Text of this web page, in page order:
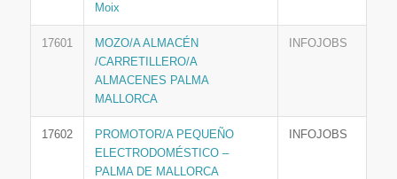
Moix
17601
MOZO/A ALMACÉN
/CARRETILLERO/A
ALMACENES PALMA
MALLORCA
INFOJOBS
17602
PROMOTOR/A PEQUEÑO
ELECTRODOMÉSTICO –
PALMA DE MALLORCA
INFOJOBS